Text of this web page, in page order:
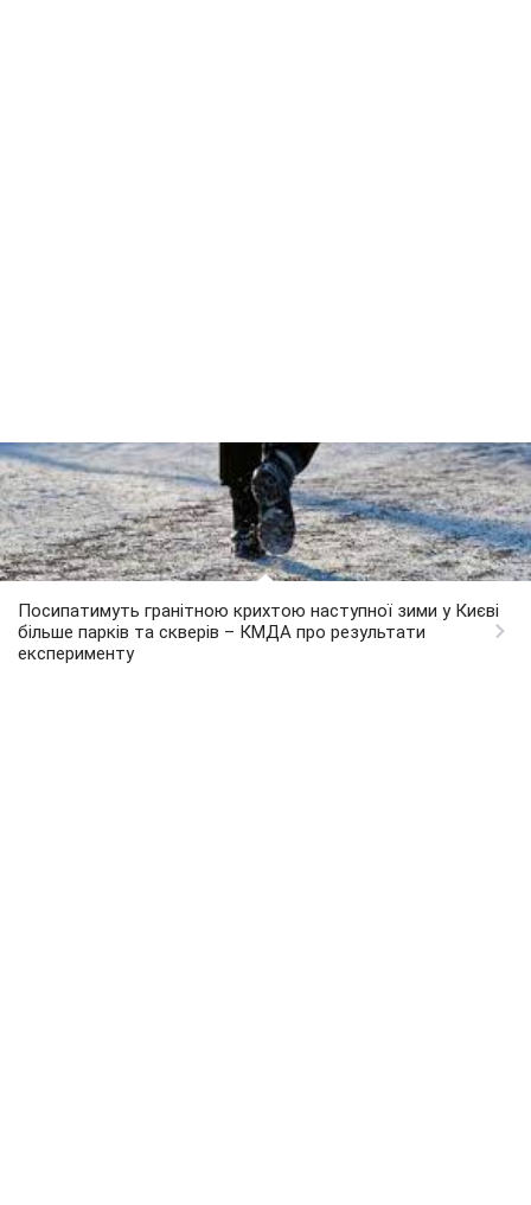
Посипатимуть гранітною крихтою наступної зими у Києві
більше парків та скверів – КМДА про результати
експерименту